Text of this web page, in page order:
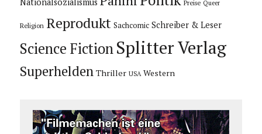
Preise Queer
Religion Reprodukt Sachcomic Schreiber & Leser
Science Fiction Splitter Verlag
Superhelden Thriller USA Western